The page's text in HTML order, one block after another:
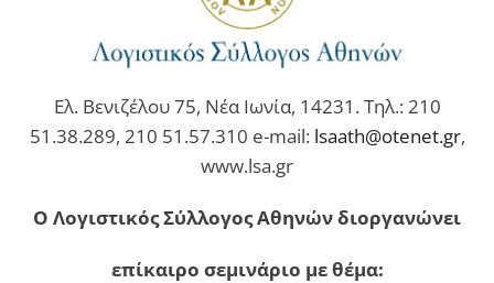
Ελ. Βενιζέλου 75, Νέα Ιωνία, 14231. Τηλ.: 210
51.38.289, 210 51.57.310 e-mail: lsaath@otenet.gr,
www.lsa.gr
Ο Λογιστικός Σύλλογος Αθηνών διοργανώνει
επίκαιρο σεμινάριο με θέμα: